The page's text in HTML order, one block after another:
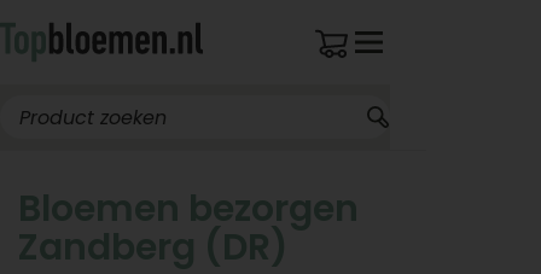
Bloemen bezorgen
Zandberg (DR)